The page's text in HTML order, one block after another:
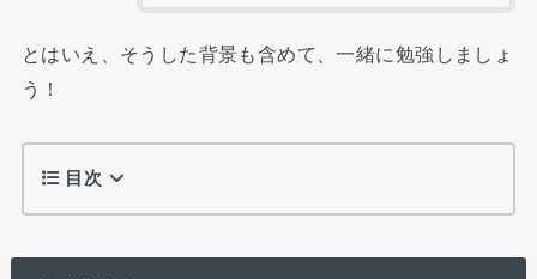
とはいえ、そうした背景も含めて、一緒に勉強しましょ
う！
目次